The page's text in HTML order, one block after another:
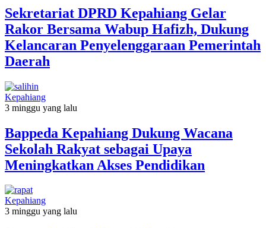
Sekretariat DPRD Kepahiang Gelar
Rakor Bersama Wabup Hafizh, Dukung
Kelancaran Penyelenggaraan Pemerintah
Daerah
Kepahiang
3 minggu yang lalu
Bappeda Kepahiang Dukung Wacana
Sekolah Rakyat sebagai Upaya
Meningkatkan Akses Pendidikan
Kepahiang
3 minggu yang lalu